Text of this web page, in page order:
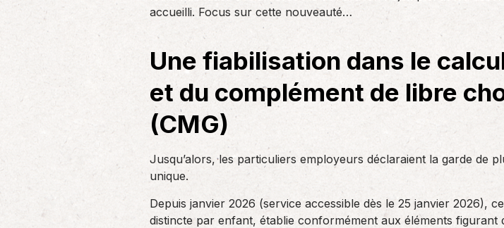
un nouvel associé…
de producteurs ou…
Accompagnement des
En tant qu’employeur, vous êtes soumis
à des obligations et à une légalisation
accueilli. Focus sur cette nouveauté…
Une fiabilisation dans le
et du complément de libre
(CMG)
Jusqu’alors, les particuliers employeurs déclaraient la garde de
unique.
Depuis janvier 2026 (service accessible dès le 25 janvier 2026),
distincte par enfant, établie conformément aux éléments figurant